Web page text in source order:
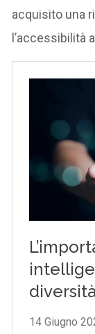
acquisito una
l’accessibilità